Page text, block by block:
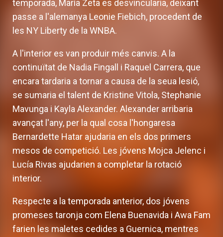
temporada, María Zeta es desvincularia, deixant
passe a l'alemanya Leonie Fiebich, procedent de
les NY Liberty de la WNBA.
A l'interior es van produir més canvis. A la
continuïtat de Nadia Fingall i Raquel Carrera, que
encara tardaria a tornar a causa de la seua lesió,
se sumaria el talent de Kristine Vitola, Stephanie
Mavunga i Kayla Alexander. Alexander arribaria
avançat l'any, per la qual cosa l'hongaresa
Bernardette Hatar ajudaria en els dos primers
mesos de competició. Les jóvens Mojca Jelenc i
Lucía Rivas ajudarien a completar la rotació
interior.
Respecte a la temporada anterior, dos jóvens
promeses taronja com Elena Buenavida i Awa Fam
farien les maletes cedides a Guernica, mentres